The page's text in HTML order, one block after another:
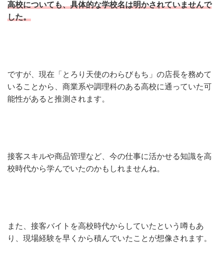
高校についても、具体的な学校名は明かされていませんで
した。
ですが、現在「とろり天使のわらびもち」の店長を務めて
いることから、商業系や調理科のある高校に通っていた可
能性があると推測されます。
接客スキルや商品管理など、今の仕事に活かせる知識を高
校時代から学んでいたのかもしれませんね。
また、接客バイトを高校時代からしていたという噂もあ
り、現場経験を早くから積んでいたことが想像されます。